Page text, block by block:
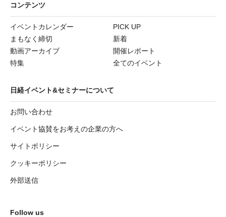
コンテンツ
イベントカレンダー
PICK UP
まもなく締切
新着
動画アーカイブ
開催レポート
特集
全てのイベント
日経イベント&セミナーについて
お問い合わせ
イベント協賛をお考えの企業の方へ
サイトポリシー
クッキーポリシー
外部送信
Follow us